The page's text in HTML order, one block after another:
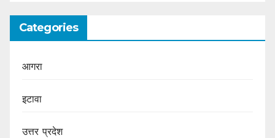
Categories
आगरा
इटावा
उत्तर प्रदेश